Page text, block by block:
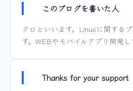
このブログを書いた人
クロといいます。Linuxに関する
す。WEBやモバイルアプリ開発し
Thanks for your support